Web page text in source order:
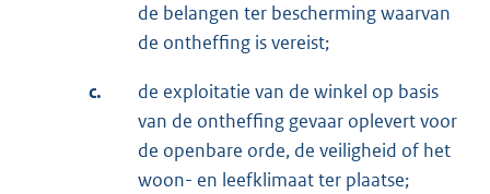
de belangen ter bescherming waarvan
de ontheffing is vereist;
c.
de exploitatie van de winkel op basis
van de ontheffing gevaar oplevert voor
de openbare orde, de veiligheid of het
woon- en leefklimaat ter plaatse;